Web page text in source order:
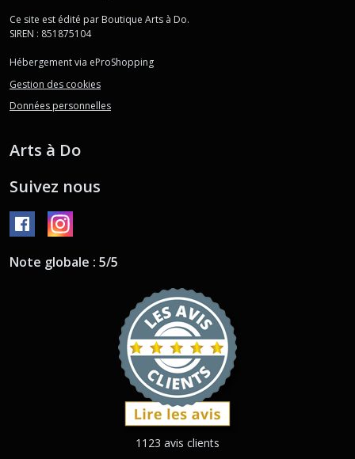
Ce site est édité par Boutique Arts à Do.
SIREN : 851875104
Hébergement via eProShopping
Gestion des cookies
Données personnelles
Arts à Do
Suivez nous
Note globale : 5/5
1123 avis clients